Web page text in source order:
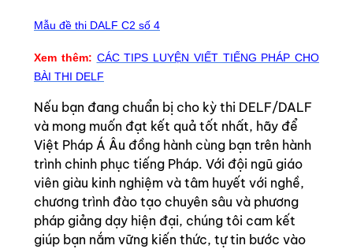
Mẫu đề thi DALF C2 số 4
Xem thêm: CÁC TIPS LUYỆN VIẾT TIẾNG PHÁP CHO
BÀI THI DELF
Nếu bạn đang chuẩn bị cho kỳ thi DELF/DALF
và mong muốn đạt kết quả tốt nhất, hãy để
Việt Pháp Á Âu đồng hành cùng bạn trên hành
trình chinh phục tiếng Pháp. Với đội ngũ giáo
viên giàu kinh nghiệm và tâm huyết với nghề,
chương trình đào tạo chuyên sâu và phương
pháp giảng dạy hiện đại, chúng tôi cam kết
giúp bạn nắm vững kiến thức, tự tin bước vào